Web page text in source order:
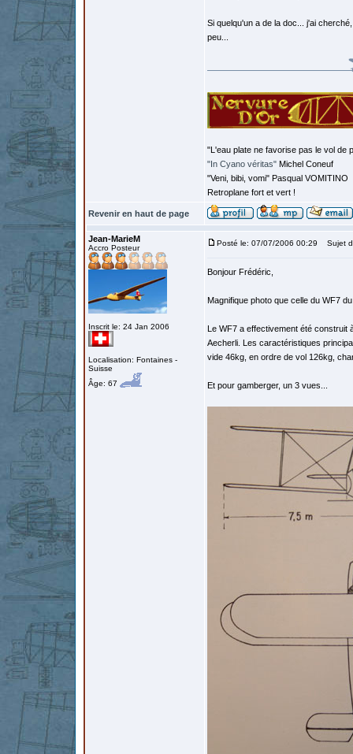
Si quelqu'un a de la doc... j'ai
peu...
"L'eau plate ne favorise pas le vol de
"In Cyano véritas" Michel Coneuf
"Veni, bibi, vomi" Pasqual VOMITINO
Retroplane fort et vert !
Revenir en haut de page
Jean-MarieM
Accro Posteur
Inscrit le: 24 Jan 2006
Localisation: Fontaines -
Suisse
Âge: 67
Posté le: 07/07/2006 00:29 Sujet
Bonjour Frédéric,
Magnifique photo que celle du WF7
Le WF7 a effectivement été construit
Aecherli. Les caractéristiques
vide 46kg, en ordre de vol 126kg,
Et pour gamberger, un 3 vues...